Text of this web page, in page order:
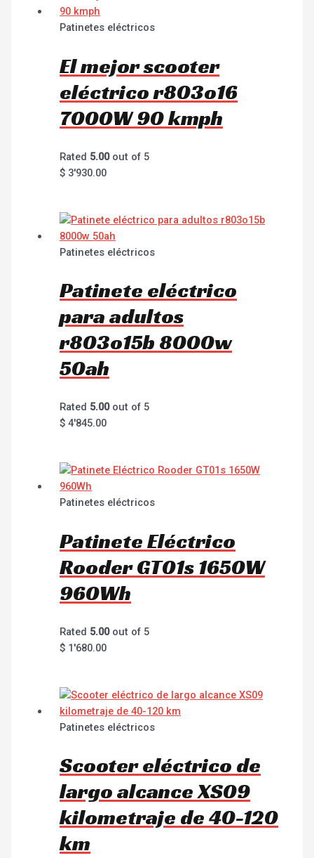
Patinetes eléctricos
El mejor scooter
eléctrico r803o16
7000W 90 kmph
Rated 5.00out of 5
$ 3'930.00
Patinetes eléctricos
Patinete eléctrico
para adultos
r803o15b 8000w
50ah
Rated 5.00out of 5
$ 4'845.00
Patinetes eléctricos
Patinete Eléctrico
Rooder GT01s 1650W
960Wh
Rated 5.00out of 5
$ 1'680.00
Patinetes eléctricos
Scooter eléctrico de
largo alcance XS09
kilometraje de 40-120
km